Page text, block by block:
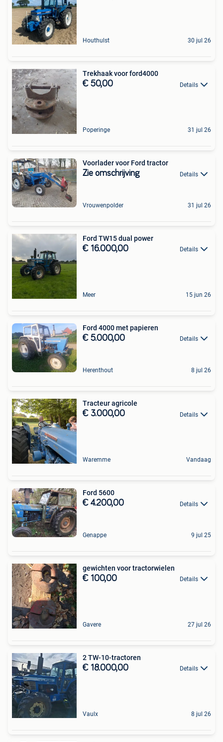
Houthulst 30 jul 26
Trekhaak voor ford4000
€ 50,00 Details
Poperinge 31 jul 26
Voorlader voor Ford tractor
Zie omschrijving Details
Vrouwenpolder 31 jul 26
Ford TW15 dual power
€ 16.000,00 Details
Meer 15 jun 26
Ford 4000 met papieren
€ 5.000,00 Details
Herenthout 8 jul 26
Tracteur agricole
€ 3.000,00 Details
Waremme Vandaag
Ford 5600
€ 4.200,00 Details
Genappe 9 jul 25
gewichten voor tractorwielen
€ 100,00 Details
Gavere 27 jul 26
2 TW-10-tractoren
€ 18.000,00 Details
Vaulx 8 jul 26